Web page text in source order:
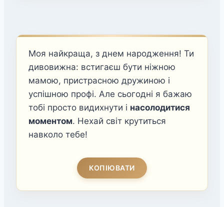
Моя найкраща, з днем народження! Ти
дивовижна: встигаєш бути ніжною
мамою, пристрасною дружиною і
успішною профі. Але сьогодні я бажаю
тобі просто видихнути і насолодитися
моментом. Нехай світ крутиться
навколо тебе!
КОПІЮВАТИ